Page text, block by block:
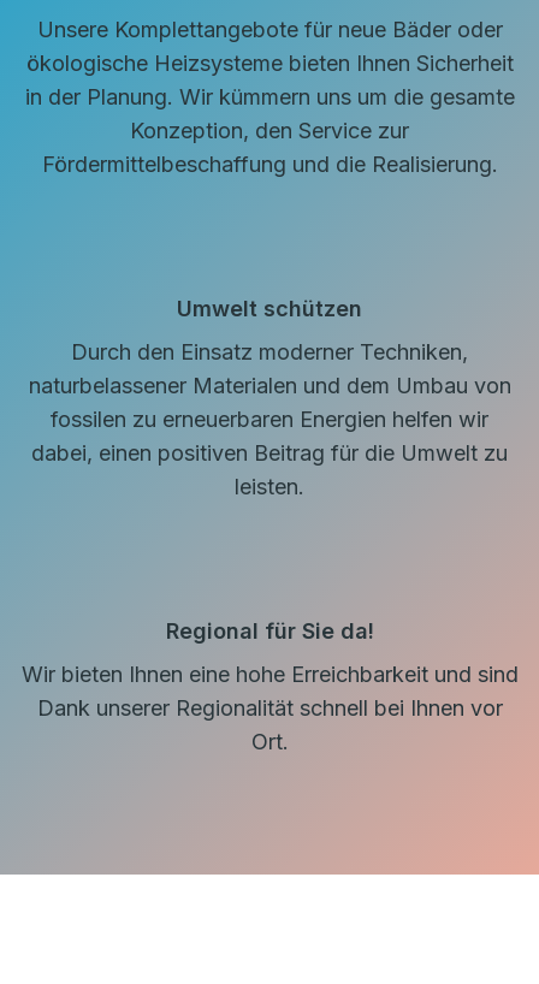
Unsere Komplettangebote für neue Bäder oder
ökologische Heizsysteme bieten Ihnen Sicherheit
in der Planung. Wir kümmern uns um die gesamte
Konzeption, den Service zur
Fördermittelbeschaffung und die Realisierung.
Umwelt schützen
Durch den Einsatz moderner Techniken,
naturbelassener Materialen und dem Umbau von
fossilen zu erneuerbaren Energien helfen wir
dabei, einen positiven Beitrag für die Umwelt zu
leisten.
Regional für Sie da!
Wir bieten Ihnen eine hohe Erreichbarkeit und sind
Dank unserer Regionalität schnell bei Ihnen vor
Ort.